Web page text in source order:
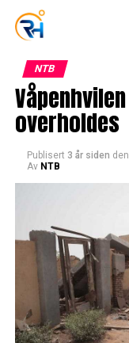
NTB
overholdes
Publisert 3 år siden den
Av NTB